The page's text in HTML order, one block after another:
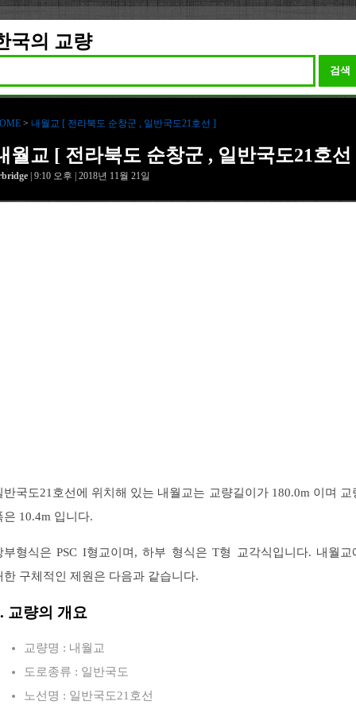
국의 교량
검색
> 내월교 [ 전라북도 순창군 , 일반국도21호선 ]
월교 [ 전라북도 순창군 , 일반국도21호선
| 9:10 오후 | 2018년 11월 21일
반국도21호선에 위치해 있는 내월교는 교량길이가 180.0m 이며 교
은 10.4m 입니다.
부형식은 PSC I형교이며, 하부 형식은 T형 교각식입니다. 내월교
한 구체적인 제원은 다음과 같습니다.
교량의 개요
교량명 : 내월교
도로종류 : 일반국도
노선명 : 일반국도21호선